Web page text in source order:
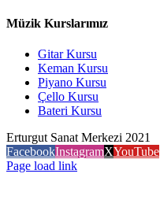
Müzik Kurslarımız
Gitar Kursu
Keman Kursu
Piyano Kursu
Çello Kursu
Bateri Kursu
Erturgut Sanat Merkezi 2021
FacebookInstagramXYouTube
Page load link